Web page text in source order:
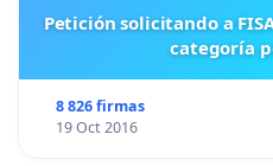
Petición solicitando a FISA mantener el remo de la
categoría
8 826 firmas
19 Oct 2016